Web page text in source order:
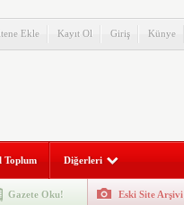
Ekle Kayıt Ol Giriş Künye
Toplum Diğerleri
Gazete Oku! Eski Site Arşivi